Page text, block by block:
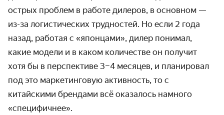
острых проблем в работе дилеров, в основном —
из-за логистических трудностей. Но если 2 года
назад, работая с «японцами», дилер понимал,
какие модели и в каком количестве он получит
хотя бы в перспективе 3–4 месяцев, и планировал
под это маркетинговую активность, то с
китайскими брендами всё оказалось намного
«специфичнее».